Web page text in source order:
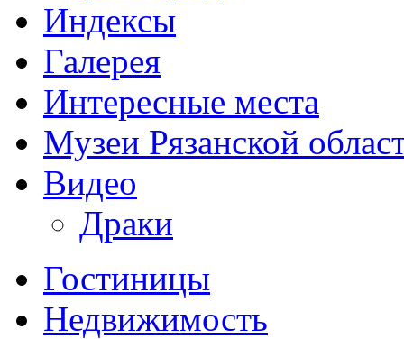
Индексы
Галерея
Интересные места
Музеи Рязанской
Видео
Драки
Гостиницы
Недвижимость